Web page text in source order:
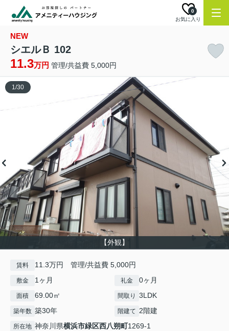
お気に入り
0
NEW
シエルＢ 102
11.3万円 管理/共益費 5,000円
【外観】
1/30
賃料 11.3万円 管理/共益費 5,000円
敷金 1ヶ月 礼金 0ヶ月
面積 69.00㎡ 間取り 3LDK
築年数 築30年 階建て 2階建
所在地 神奈川県横浜市緑区西八朔町1269-1